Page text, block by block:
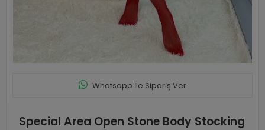
Whatsapp İle Sipariş Ver
Special Area Open Stone Body Stocking